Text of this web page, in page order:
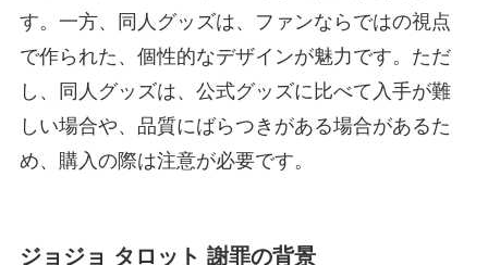
す。一方、同人グッズは、ファンならではの視点
で作られた、個性的なデザインが魅力です。ただ
し、同人グッズは、公式グッズに比べて入手が難
しい場合や、品質にばらつきがある場合があるた
め、購入の際は注意が必要です。
ジョジョ タロット 謝罪の背景